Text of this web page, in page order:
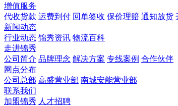
增值服务
代收货款 运费到付 回单签收 保价理赔 通知放货
新闻动态
行业动态 锦秀资讯 物流百科
走进锦秀
公司简介 品牌理念 解决方案 专线案例 合作伙伴
网点分布
公司总部 高盛营业部 南城安能营业部
联系我们
加盟锦秀 人才招聘